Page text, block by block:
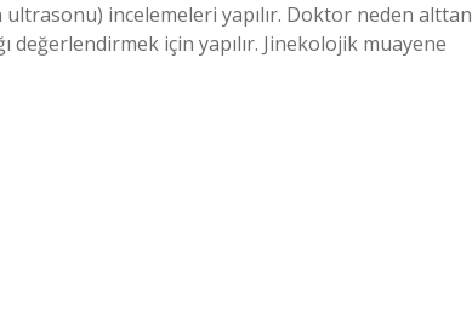
incelemeleri yapılır. Doktor neden alttan
değerlendirmek için yapılır. Jinekolojik muayene